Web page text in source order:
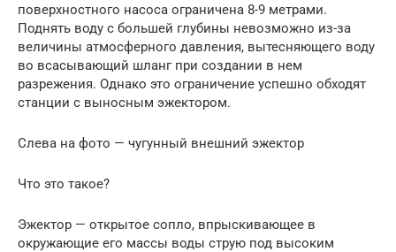
поверхностного насоса ограничена 8-9 метрами.
Поднять воду с большей глубины невозможно из-за
величины атмосферного давления, вытесняющего воду
во всасывающий шланг при создании в нем
разрежения. Однако это ограничение успешно обходят
станции с выносным эжектором.
Слева на фото — чугунный внешний эжектор
Что это такое?
Эжектор — открытое сопло, впрыскивающее в
окружающие его массы воды струю под высоким